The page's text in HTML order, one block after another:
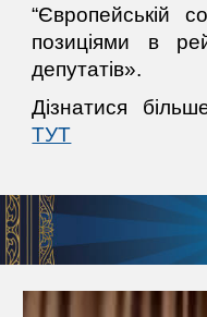
“Європейській
позиціями в
депутатів».
Дізнатися
ТУТ